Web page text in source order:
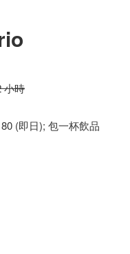
小時
(即日); 包一杯飲品